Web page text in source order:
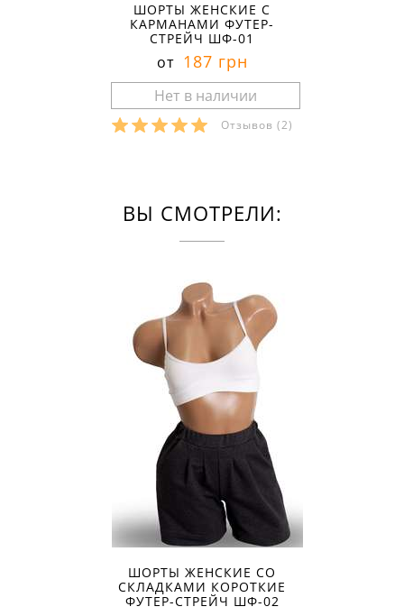
ШОРТЫ ЖЕНСКИЕ С
КАРМАНАМИ ФУТЕР-
СТРЕЙЧ ШФ-01
от 187 грн
Отзывов (2)
ВЫ СМОТРЕЛИ:
ШОРТЫ ЖЕНСКИЕ СО
СКЛАДКАМИ КОРОТКИЕ
ФУТЕР-СТРЕЙЧ ШФ-02